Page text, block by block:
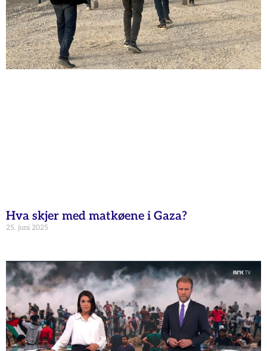
Hva skjer med matkøene i Gaza?
25. juni 2025